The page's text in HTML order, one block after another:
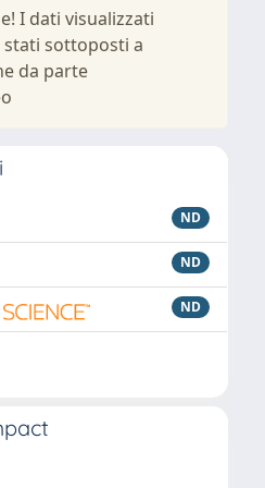
I dati visualizzati
stati sottoposti a
da parte
ND
ND
ND